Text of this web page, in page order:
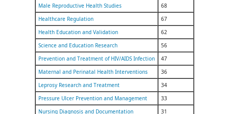
Male Reproductive Health Studies
68
Healthcare Regulation
67
Health Education and Validation
62
Science and Education Research
56
Prevention and Treatment of HIV/AIDS Infection
47
Maternal and Perinatal Health Interventions
36
Leprosy Research and Treatment
34
Pressure Ulcer Prevention and Management
33
Nursing Diagnosis and Documentation
31